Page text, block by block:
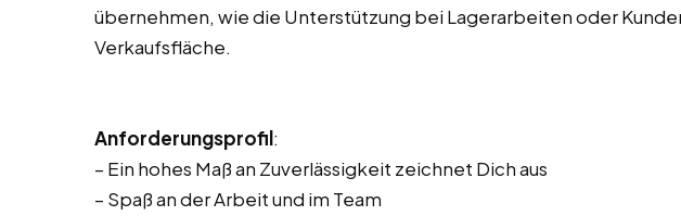
übernehmen, wie die Unterstützung bei Lagerarbeiten oder
Verkaufsfläche.
Anforderungsprofil:
– Ein hohes Maß an Zuverlässigkeit zeichnet Dich aus
– Spaß an der Arbeit und im Team